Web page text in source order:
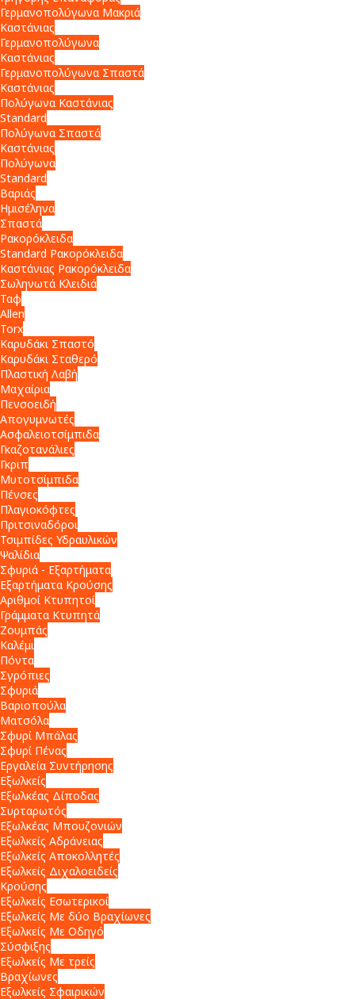
Γερμανοπολύγωνα Μακριά
Καστάνιας
Γερμανοπολύγωνα
Καστάνιας
Γερμανοπολύγωνα Σπαστά
Καστάνιας
Πολύγωνα Καστάνιας
Standard
Πολύγωνα Σπαστά
Καστάνιας
Πολύγωνα
Standard
Βαριάς
Ημισέληνα
Σπαστά
Ρακορόκλειδα
Standard Ρακορόκλειδα
Καστάνιας Ρακορόκλειδα
Σωληνωτά Κλειδιά
Ταφ
Allen
Torx
Καρυδάκι Σπαστό
Καρυδάκι Σταθερό
Πλαστική Λαβή
Μαχαίρια
Πενσοειδή
Απογυμνωτές
Ασφαλειοτσίμπιδα
Γκαζοτανάλιες
Γκριπ
Μυτοτσίμπιδα
Πένσες
Πλαγιοκόφτες
Πριτσιναδόροι
Τσιμπίδες Υδραυλικών
Ψαλίδια
Σφυριά - Εξαρτήματα
Εξαρτήματα Κρούσης
Αριθμοί Κτυπητοί
Γράμματα Κτυπητά
Ζουμπάς
Καλέμι
Πόντα
Σγρόπιες
Σφυριά
Βαριοπούλα
Ματσόλα
Σφυρί Μπάλας
Σφυρί Πένας
Εργαλεία Συντήρησης
Εξωλκείς
Εξωλκέας Δίποδας
Συρταρωτός
Εξωλκέας Μπουζονιών
Εξωλκείς Αδράνειας
Εξωλκείς Αποκολλητές
Εξωλκείς Διχαλοειδείς
Κρούσης
Εξωλκείς Εσωτερικοί
Εξωλκείς Με δύο Βραχίωνες
Εξωλκείς Με Οδηγό
Σύσφιξης
Εξωλκείς Με τρείς
Βραχίωνες
Εξωλκείς Σφαιρικών